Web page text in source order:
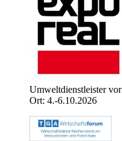
Umweltdienstleister vor
Ort: 4.-6.10.2026